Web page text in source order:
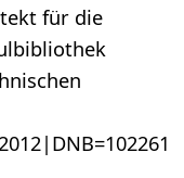
für die